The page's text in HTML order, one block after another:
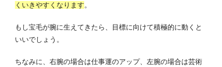
くいきやすくなります。
もし宝毛が腕に生えてきたら、目標に向けて積極的に動くと
いいでしょう。
ちなみに、右腕の場合は仕事運のアップ、左腕の場合は芸術